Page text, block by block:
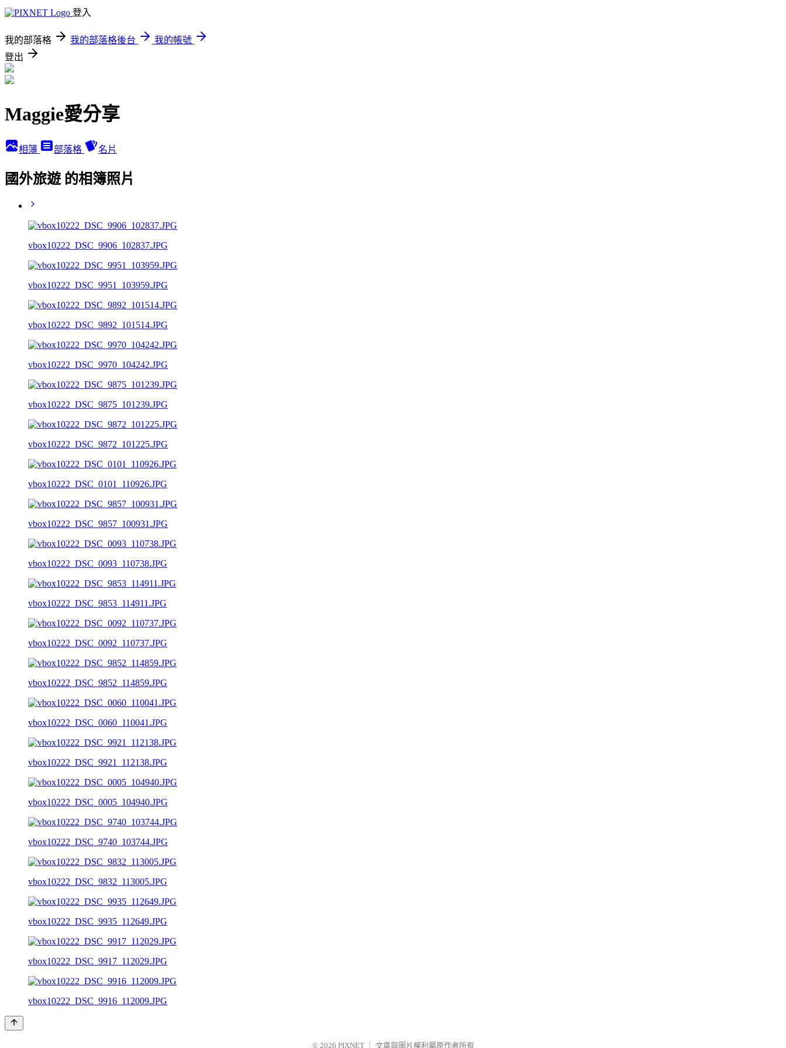
登入
我的部落格 我的部落格後台
我的帳號
登出
Maggie愛分享
相簿 部落格 名片
國外旅遊 的相簿照片
vbox10222_DSC_9906_102837.JPG
vbox10222_DSC_9951_103959.JPG
vbox10222_DSC_9892_101514.JPG
vbox10222_DSC_9970_104242.JPG
vbox10222_DSC_9875_101239.JPG
vbox10222_DSC_9872_101225.JPG
vbox10222_DSC_0101_110926.JPG
vbox10222_DSC_9857_100931.JPG
vbox10222_DSC_0093_110738.JPG
vbox10222_DSC_9853_114911.JPG
vbox10222_DSC_0092_110737.JPG
vbox10222_DSC_9852_114859.JPG
vbox10222_DSC_0060_110041.JPG
vbox10222_DSC_9921_112138.JPG
vbox10222_DSC_0005_104940.JPG
vbox10222_DSC_9740_103744.JPG
vbox10222_DSC_9832_113005.JPG
vbox10222_DSC_9935_112649.JPG
vbox10222_DSC_9917_112029.JPG
vbox10222_DSC_9916_112009.JPG
© 2026 PIXNET 文章與圖片權利屬原作者所有